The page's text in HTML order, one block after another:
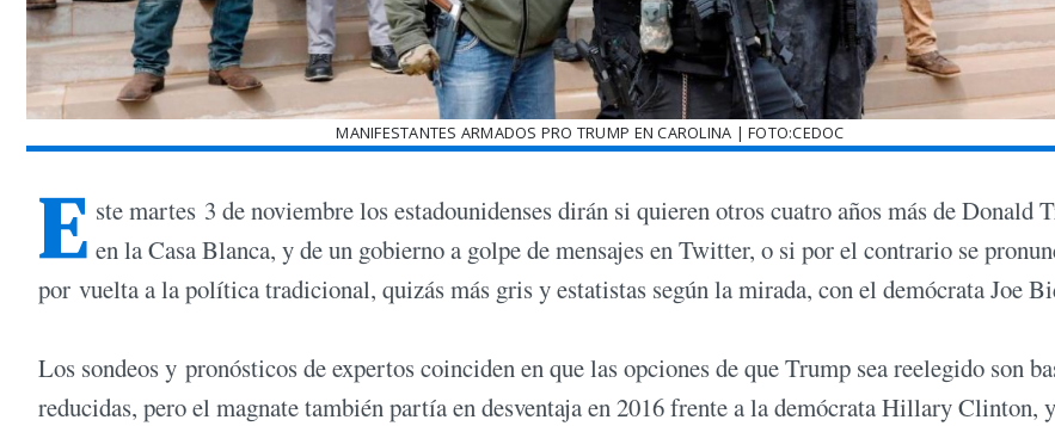
MANIFESTANTES ARMADOS PRO TRUMP EN CAROLINA | FOTO:CEDOC
E ste martes 3 de noviembre los estadounidenses dirán si quieren otros cuatro años más de Donald
en la Casa Blanca, y de un gobierno a golpe de mensajes en Twitter, o si por el contrario se
por vuelta a la política tradicional, quizás más gris y estatistas según la mirada, con el demócrata Joe
Los sondeos y pronósticos de expertos coinciden en que las opciones de que Trump sea reelegido son
reducidas, pero el magnate también partía en desventaja en 2016 frente a la demócrata Hillary Clinton,